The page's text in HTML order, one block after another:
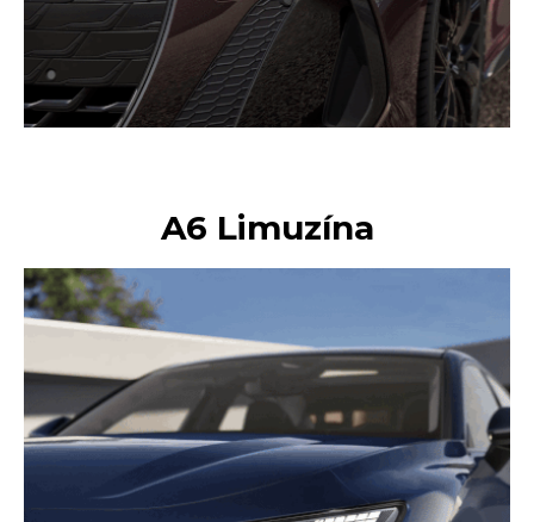
A6 Limuzína